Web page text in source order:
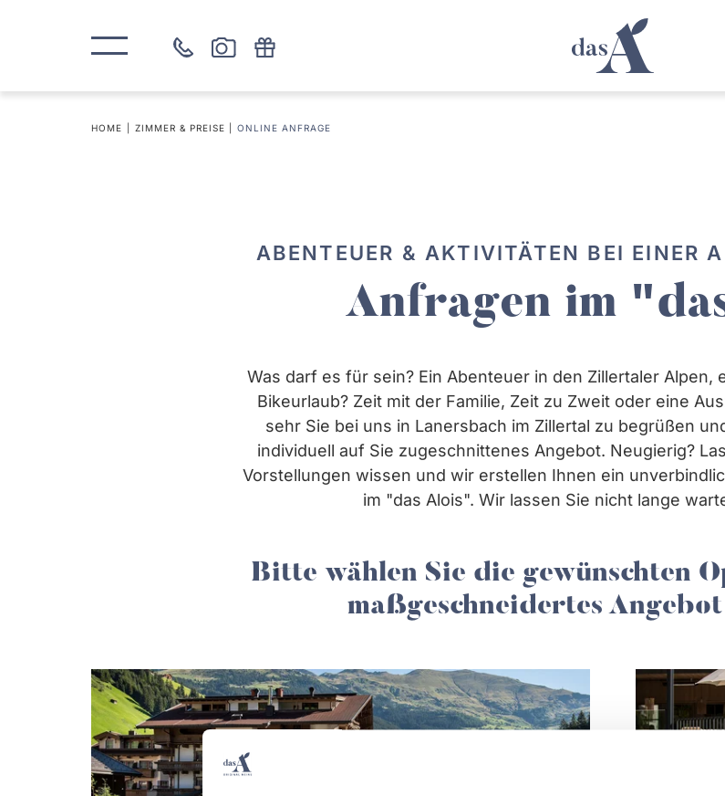
HOME ZIMMER & PREISE ONLINE ANFRAGE
ABENTEUER & AKTIVITÄTEN BEI EINER
Anfragen im
Was darf es für sein? Ein Abenteuer in den Zillertaler Alpen,
Bikeurlaub? Zeit mit der Familie, Zeit zu Zweit oder eine
sehr Sie bei uns in Lanersbach im Zillertal zu begrüßen
individuell auf Sie zugeschnittenes Angebot. Neugierig?
Vorstellungen wissen und wir erstellen Ihnen ein
im "das Alois". Wir lassen Sie nicht lange
Bitte wählen Sie die gewünschten
maßgeschneidertes